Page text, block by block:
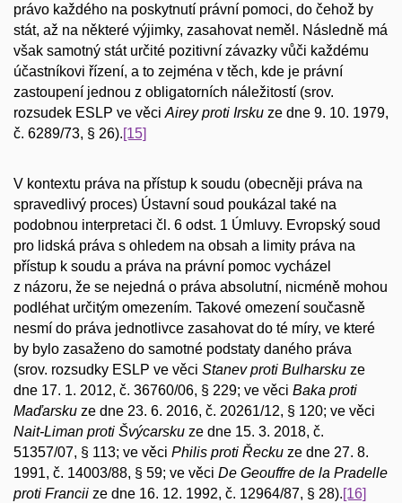
právo každého na poskytnutí právní pomoci, do čehož by
stát, až na některé výjimky, zasahovat neměl. Následně má
však samotný stát určité pozitivní závazky vůči každému
účastníkovi řízení, a to zejména v těch, kde je právní
zastoupení jednou z obligatorních náležitostí (srov.
rozsudek ESLP ve věci Airey proti Irsku ze dne 9. 10. 1979,
č. 6289/73, § 26).[15]
V kontextu práva na přístup k soudu (obecněji práva na
spravedlivý proces) Ústavní soud poukázal také na
podobnou interpretaci čl. 6 odst. 1 Úmluvy. Evropský soud
pro lidská práva s ohledem na obsah a limity práva na
přístup k soudu a práva na právní pomoc vycházel
z názoru, že se nejedná o práva absolutní, nicméně mohou
podléhat určitým omezením. Takové omezení současně
nesmí do práva jednotlivce zasahovat do té míry, ve které
by bylo zasaženo do samotné podstaty daného práva
(srov. rozsudky ESLP ve věci Stanev proti Bulharsku ze
dne 17. 1. 2012, č. 36760/06, § 229; ve věci Baka proti
Maďarsku ze dne 23. 6. 2016, č. 20261/12, § 120; ve věci
Nait-Liman proti Švýcarsku ze dne 15. 3. 2018, č.
51357/07, § 113; ve věci Philis proti Řecku ze dne 27. 8.
1991, č. 14003/88, § 59; ve věci De Geouffre de la Pradelle
proti Francii ze dne 16. 12. 1992, č. 12964/87, § 28).[16]